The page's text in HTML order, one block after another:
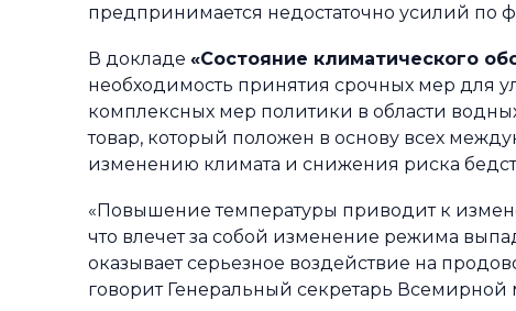
предпринимается недостаточно усилий по
В докладе «Состояние климатического
необходимость принятия срочных мер для
комплексных мер политики в области
товар, который положен в основу всех
изменению климата и снижения риска
«Повышение температуры приводит к
что влечет за собой изменение режима
оказывает серьезное воздействие на
говорит Генеральный секретарь